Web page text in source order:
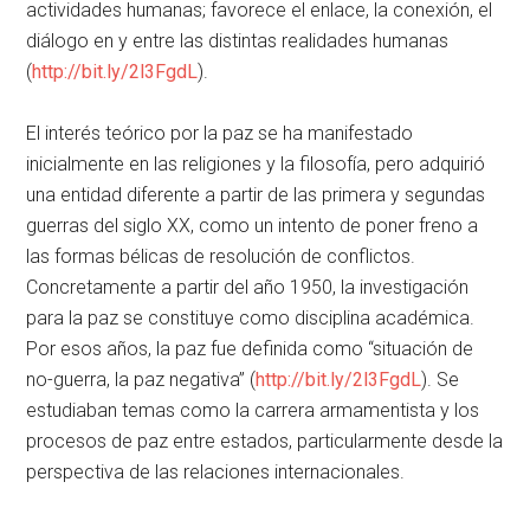
actividades humanas; favorece el enlace, la conexión, el
diálogo en y entre las distintas realidades humanas
(http://bit.ly/2l3FgdL).
El interés teórico por la paz se ha manifestado
inicialmente en las religiones y la filosofía, pero adquirió
una entidad diferente a partir de las primera y segundas
guerras del siglo XX, como un intento de poner freno a
las formas bélicas de resolución de conflictos.
Concretamente a partir del año 1950, la investigación
para la paz se constituye como disciplina académica.
Por esos años, la paz fue definida como “situación de
no-guerra, la paz negativa” (http://bit.ly/2l3FgdL). Se
estudiaban temas como la carrera armamentista y los
procesos de paz entre estados, particularmente desde la
perspectiva de las relaciones internacionales.